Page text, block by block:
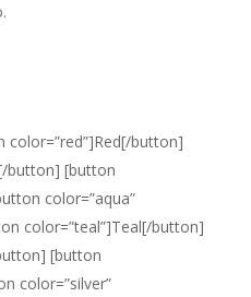
button]
button] [button
color=”aqua”
color=”teal”]Teal[/button]
[button
color=”silver”